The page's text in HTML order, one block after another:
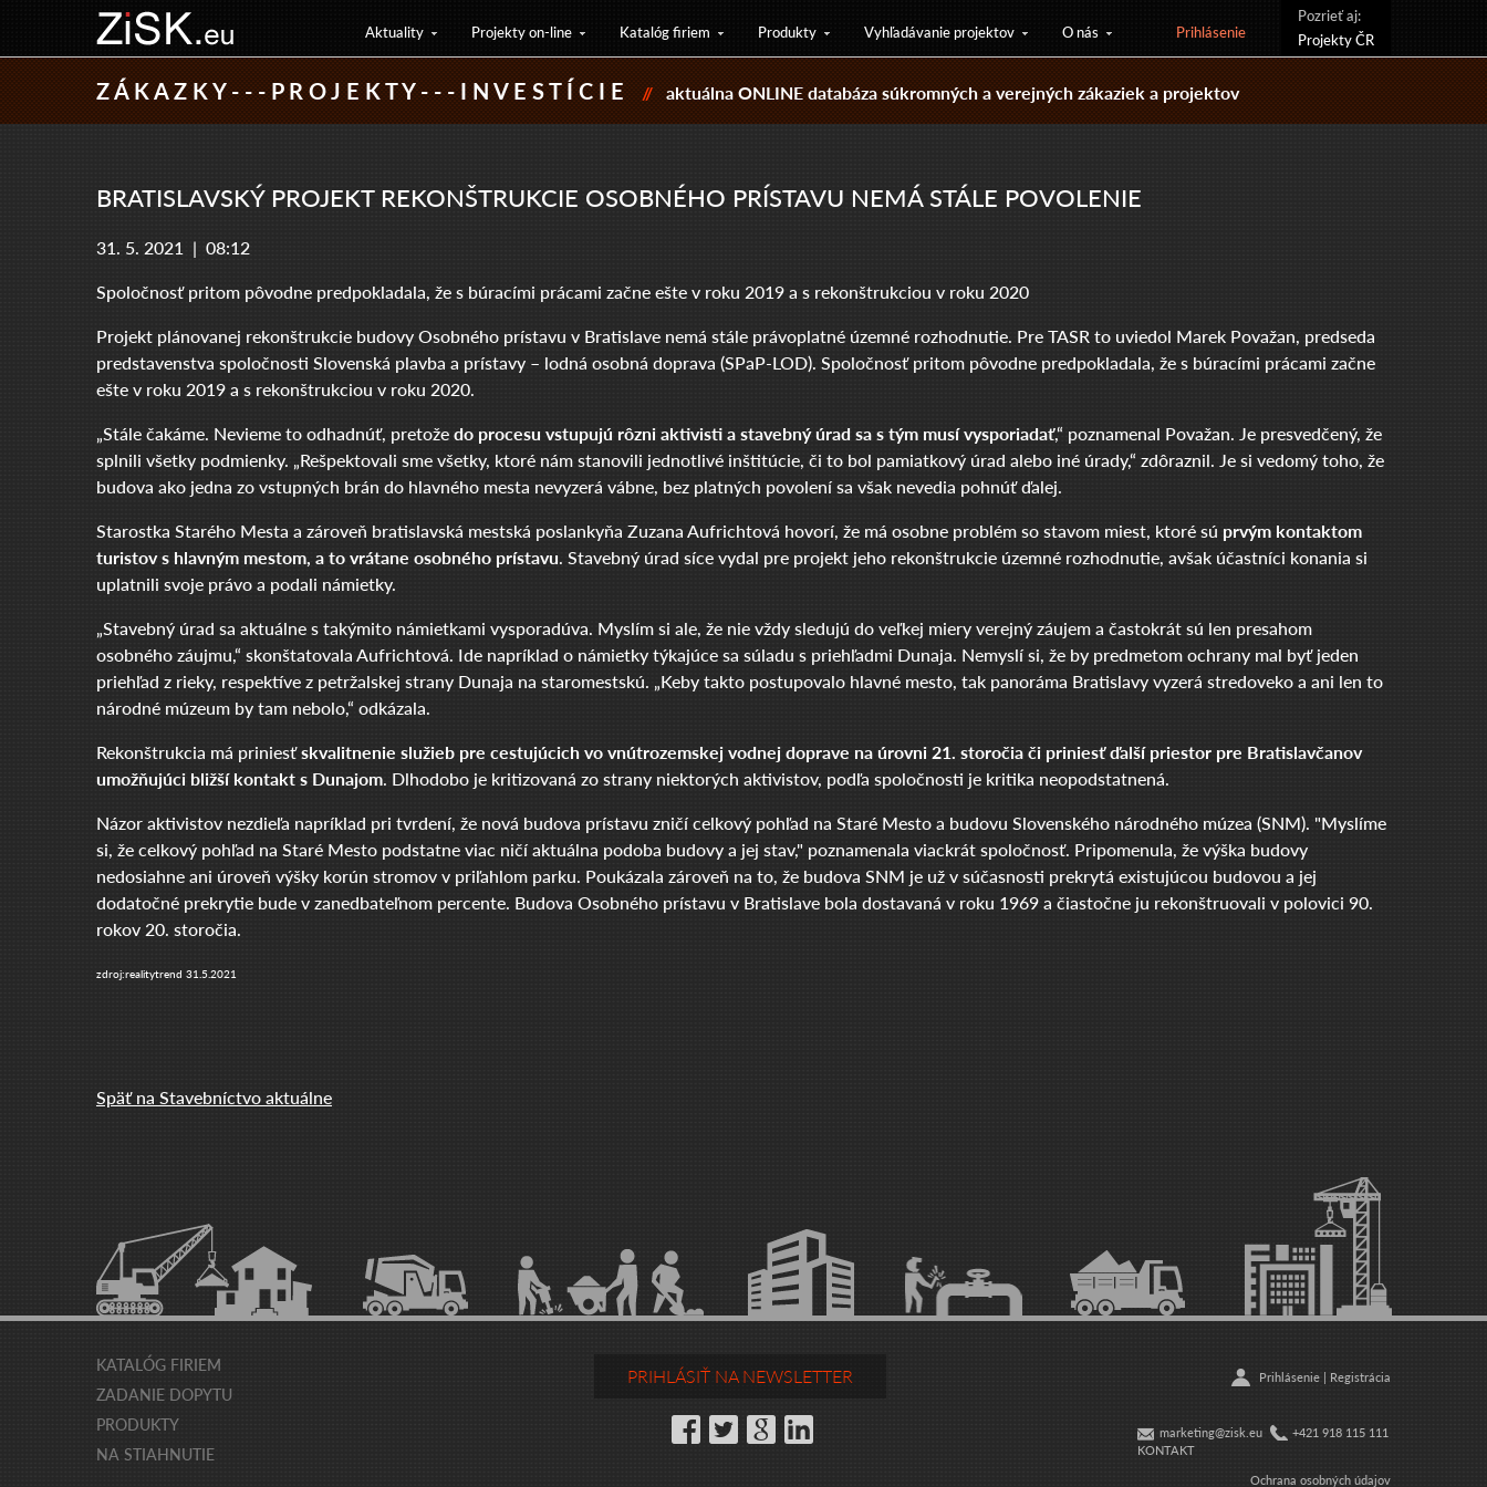
Pozrieť aj:
Projekty ČR
Prihlásenie
Aktuality Projekty on-line Katalóg firiem Produkty Vyhľadávanie projektov O nás
Z Á K A Z K Y - - - P R O J E K T Y - - - I N V E S T Í C I E // aktuálna ONLINE databáza súkromných a verejných zákaziek a projektov
BRATISLAVSKÝ PROJEKT REKONŠTRUKCIE OSOBNÉHO PRÍSTAVU NEMÁ STÁLE POVOLENIE
31. 5. 2021 | 08:12
Spoločnosť pritom pôvodne predpokladala, že s búracími prácami začne ešte v roku 2019 a s rekonštrukciou v roku 2020
Projekt plánovanej rekonštrukcie budovy Osobného prístavu v Bratislave nemá stále právoplatné územné rozhodnutie. Pre TASR to uviedol Marek Považan, predseda
predstavenstva spoločnosti Slovenská plavba a prístavy – lodná osobná doprava (SPaP-LOD). Spoločnosť pritom pôvodne predpokladala, že s búracími prácami začne
ešte v roku 2019 a s rekonštrukciou v roku 2020.
„Stále čakáme. Nevieme to odhadnúť, pretožedo procesu vstupujú rôzni aktivisti a stavebný úrad sa s tým musí vysporiadať,“ poznamenal Považan. Je presvedčený, že
splnili všetky podmienky. „Rešpektovali sme všetky, ktoré nám stanovili jednotlivé inštitúcie, či to bol pamiatkový úrad alebo iné úrady,“ zdôraznil. Je si vedomý toho, že
budova ako jedna zo vstupných brán do hlavného mesta nevyzerá vábne, bez platných povolení sa však nevedia pohnúť ďalej.
Starostka Starého Mesta a zároveň bratislavská mestská poslankyňa Zuzana Aufrichtová hovorí, že má osobne problém so stavom miest, ktoré sú prvým kontaktom
turistov s hlavným mestom, a to vrátane osobného prístavu. Stavebný úrad síce vydal pre projekt jeho rekonštrukcie územné rozhodnutie, avšak účastníci konania si
uplatnili svoje právo a podali námietky.
„Stavebný úrad sa aktuálne s takýmito námietkami vysporadúva. Myslím si ale, že nie vždy sledujú do veľkej miery verejný záujem a častokrát sú len presahom
osobného záujmu,“ skonštatovala Aufrichtová. Ide napríklad o námietky týkajúce sa súladu s priehľadmi Dunaja. Nemyslí si, že by predmetom ochrany mal byť jeden
priehľad z rieky, respektíve z petržalskej strany Dunaja na staromestskú. „Keby takto postupovalo hlavné mesto, tak panoráma Bratislavy vyzerá stredoveko a ani len to
národné múzeum by tam nebolo,“ odkázala.
Rekonštrukcia má priniesťskvalitnenie služieb pre cestujúcich vo vnútrozemskej vodnej doprave na úrovni 21. storočia či priniesť ďalší priestor pre Bratislavčanov
umožňujúci bližší kontakt s Dunajom. Dlhodobo je kritizovaná zo strany niektorých aktivistov, podľa spoločnosti je kritika neopodstatnená.
Názor aktivistov nezdieľa napríklad pri tvrdení, že nová budova prístavu zničí celkový pohľad na Staré Mesto a budovu Slovenského národného múzea (SNM). "Myslíme
si, že celkový pohľad na Staré Mesto podstatne viac ničí aktuálna podoba budovy a jej stav," poznamenala viackrát spoločnosť. Pripomenula, že výška budovy
nedosiahne ani úroveň výšky korún stromov v priľahlom parku. Poukázala zároveň na to, že budova SNM je už v súčasnosti prekrytá existujúcou budovou a jej
dodatočné prekrytie bude v zanedbateľnom percente. Budova Osobného prístavu v Bratislave bola dostavaná v roku 1969 a čiastočne ju rekonštruovali v polovici 90.
rokov 20. storočia.
zdroj:realitytrend 31.5.2021
Späť na Stavebníctvo aktuálne
KATALÓG FIRIEM
ZADANIE DOPYTU
PRODUKTY
NA STIAHNUTIE
PRIHLÁSIŤ NA NEWSLETTER Prihlásenie | Registrácia
marketing@zisk.eu
+421 918 115 111
KONTAKT
Ochrana osobných údajov